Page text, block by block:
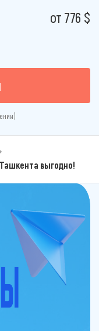
от 776 $
выгодно!